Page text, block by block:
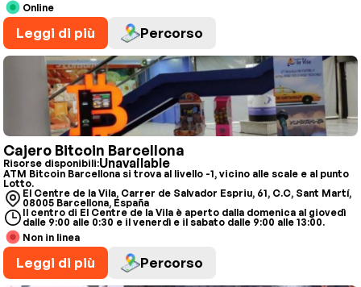
Online
Leggi di più Percorso
Cajero Bitcoin Barcellona
Risorse disponibili:Unavailable
ATM Bitcoin Barcellona si trova al livello -1, vicino alle scale e al punto
Lotto.
El Centre de la Vila, Carrer de Salvador Espriu, 61, C.C, Sant Martí,
08005 Barcellona, España
Il centro di El Centre de la Vila è aperto dalla domenica al giovedì
dalle 9:00 alle 0:30 e il venerdì e il sabato dalle 9:00 alle 13:00.
Non in linea
Leggi di più Percorso